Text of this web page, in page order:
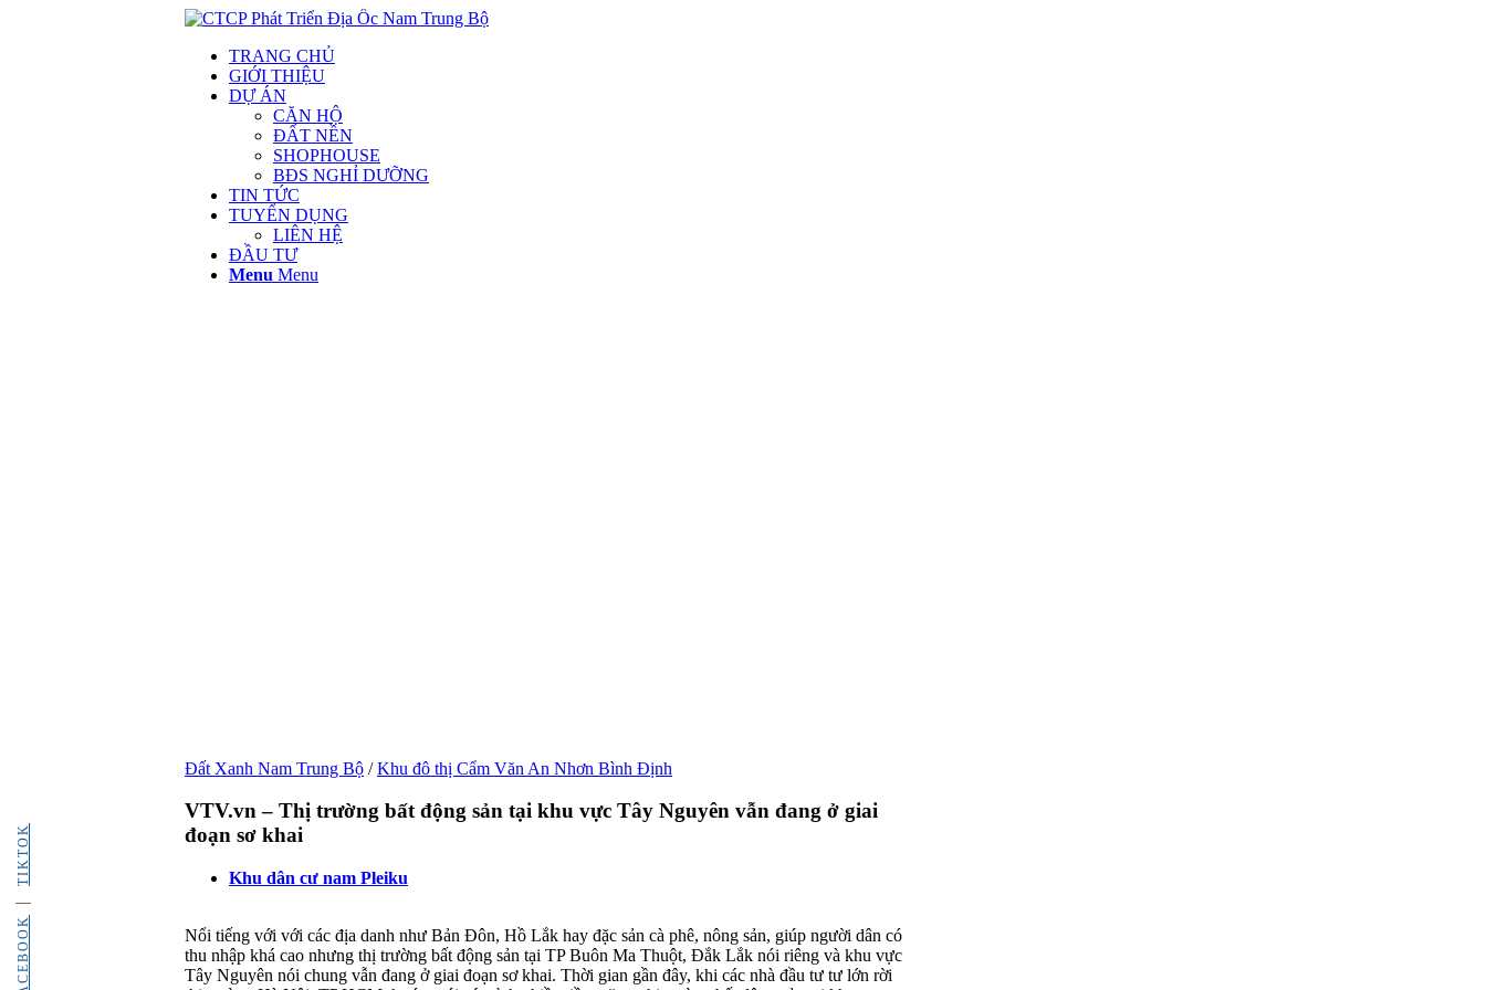
FACEBOOK
TIKTOK
TRANG CHỦ
GIỚI THIỆU
DỰ ÁN
CĂN HỘ
ĐẤT NỀN
SHOPHOUSE
BĐS NGHỈ DƯỠNG
TIN TỨC
TUYỂN DỤNG
LIÊN HỆ
ĐẦU TƯ
Menu Menu
Đất Xanh Nam Trung Bộ /Khu đô thị Cẩm Văn An Nhơn Bình Định
VTV.vn – Thị trường bất động sản tại khu vực Tây Nguyên vẫn đang ở giai
đoạn sơ khai
Khu dân cư nam Pleiku
Nổi tiếng với với các địa danh như Bản Đôn, Hồ Lắk hay đặc sản cà phê, nông sản, giúp người dân có
thu nhập khá cao nhưng thị trường bất động sản tại TP Buôn Ma Thuột, Đắk Lắk nói riêng và khu vực
Tây Nguyên nói chung vẫn đang ở giai đoạn sơ khai. Thời gian gần đây, khi các nhà đầu tư tư lớn rời